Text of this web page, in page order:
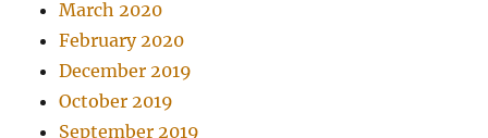
March 2020
February 2020
December 2019
October 2019
September 2019